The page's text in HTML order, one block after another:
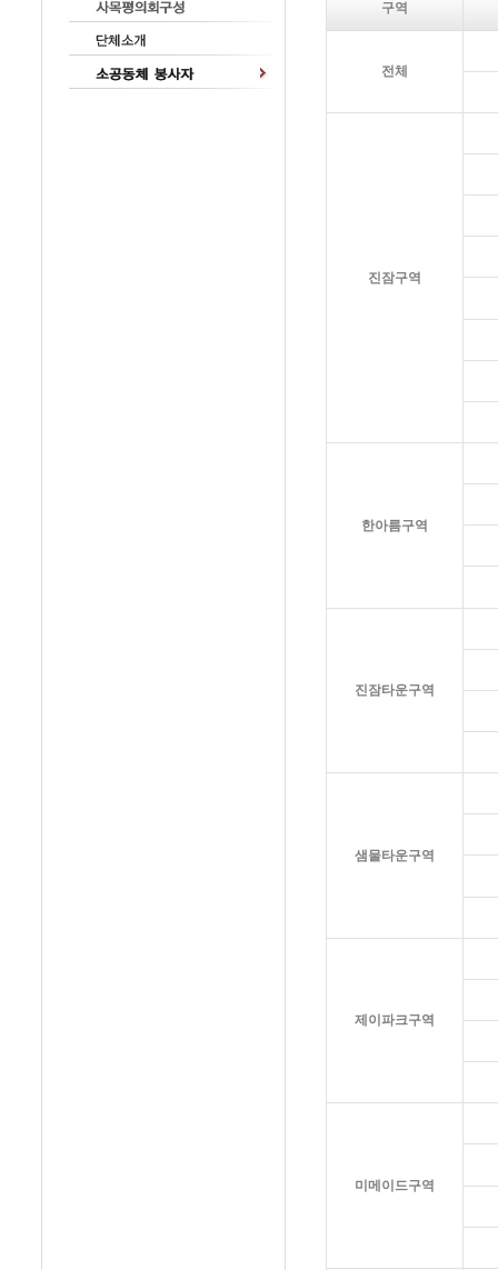
구역
전체
진잠구역
한아름구역
진잠타운구역
샘물타운구역
제이파크구역
미메이드구역